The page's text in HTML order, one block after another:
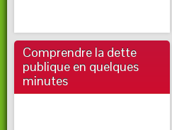
Comprendre la dette
publique en quelques
minutes